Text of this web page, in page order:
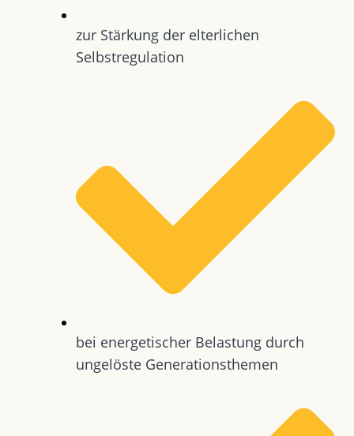
zur Stärkung der elterlichen
Selbstregulation
bei energetischer Belastung durch
ungelöste Generationsthemen